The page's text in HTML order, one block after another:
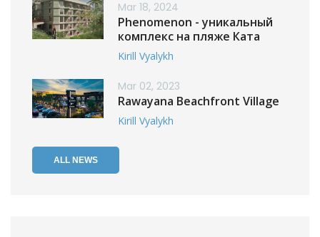
Mar 18, 2024
Phenomenon - уникальный
комплекс на пляже Ката
Kirill Vyalykh
Mar 02, 2023
Rawayana Beachfront Village
Kirill Vyalykh
ALL NEWS